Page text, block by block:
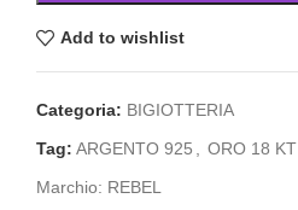
Add to wishlist
Categoria: BIGIOTTERIA
Tag: ARGENTO 925 ORO 18 KT
Marchio: REBEL